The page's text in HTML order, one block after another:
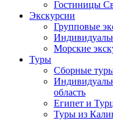
Гостиницы
Экскурсии
Групповые
Морские
Туры
Сборные
область
Египет и
Туры из